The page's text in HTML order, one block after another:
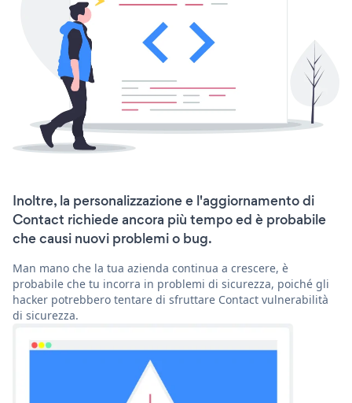
Inoltre, la personalizzazione e l'aggiornamento di
Contact richiede ancora più tempo ed è probabile
che causi nuovi problemi o bug.
Man mano che la tua azienda continua a crescere, è
probabile che tu incorra in problemi di sicurezza, poiché gli
hacker potrebbero tentare di sfruttare Contact vulnerabilità
di sicurezza.